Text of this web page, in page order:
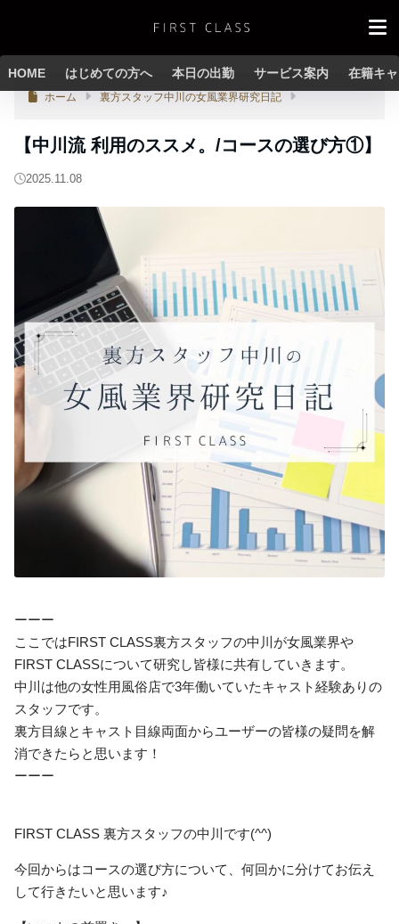
HOME はじめての方へ 本日の出勤 サービス案内 在籍キ
ホーム 裏方スタッフ中川の女風業界研究日記
【中川流 利用のススメ。/コースの選び方①】
2025.11.08
ーーー
ここではFIRST CLASS裏方スタッフの中川が女風業界や
FIRST CLASSについて研究し皆様に共有していきます。
中川は他の女性用風俗店で3年働いていたキャスト経験ありの
スタッフです。
裏方目線とキャスト目線両面からユーザーの皆様の疑問を解
消できたらと思います！
ーーー
FIRST CLASS 裏方スタッフの中川です(^^)
今回からはコースの選び方について、何回かに分けてお伝え
して行きたいと思います♪